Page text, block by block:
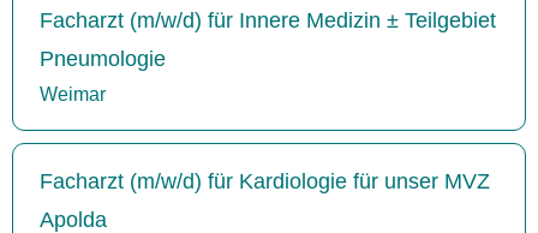
Facharzt (m/w/d) für Innere Medizin ± Teilgebiet
Pneumologie
Weimar
Facharzt (m/w/d) für Kardiologie für unser MVZ
Apolda